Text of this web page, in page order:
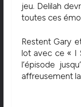
jeu. Delilah
toutes ces
Restent Gary
lot avec ce « I
l’épisode
affreusement